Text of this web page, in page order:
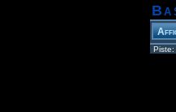
Piste: